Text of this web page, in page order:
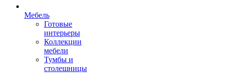
Мебель
Готовые
интерьеры
Коллекции
мебели
Тумбы и
столешницы